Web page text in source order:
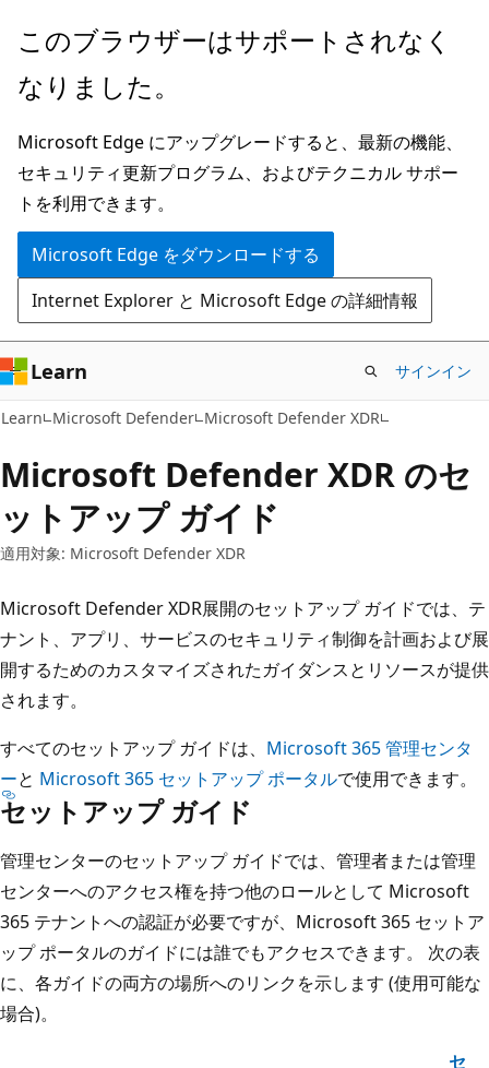
メ
ン
ン
テ
ン
ツ
に
ス
キ
ッ
プ
このブラウザーはサポートされなく
なりました。
Microsoft Edge にアップグレードすると、最新の機能、
セキュリティ更新プログラム、およびテクニカル サポー
トを利用できます。
Microsoft Edge をダウンロードする
Internet Explorer と Microsoft Edge の詳細情報
Learn サインイン
Learn Microsoft Defender Microsoft Defender XDR
Microsoft Defender XDR のセ
ットアップ ガイド
適用対象: Microsoft Defender XDR
Microsoft Defender XDR展開のセットアップ ガイドでは、テ
ナント、アプリ、サービスのセキュリティ制御を計画および展
開するためのカスタマイズされたガイダンスとリソースが提供
されます。
すべてのセットアップ ガイドは、 Microsoft 365 管理センタ
ーと Microsoft 365 セットアップ ポータルで使用できます。
セットアップ ガイド
管理センターのセットアップ ガイドでは、管理者または管理
センターへのアクセス権を持つ他のロールとして Microsoft
365 テナントへの認証が必要ですが、Microsoft 365 セットア
ップ ポータルのガイドには誰でもアクセスできます。 次の表
に、各ガイドの両方の場所へのリンクを示します (使用可能な
場合)。
セ